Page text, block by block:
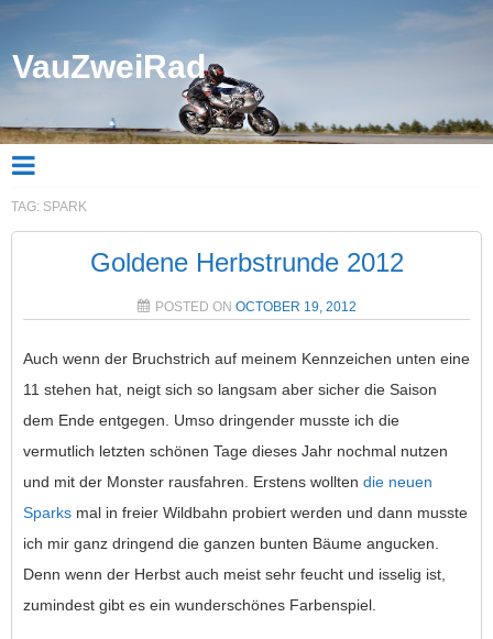
VauZweiRad
TAG: SPARK
Goldene Herbstrunde 2012
POSTED ON OCTOBER 19, 2012
Auch wenn der Bruchstrich auf meinem Kennzeichen unten eine
11 stehen hat, neigt sich so langsam aber sicher die Saison
dem Ende entgegen. Umso dringender musste ich die
vermutlich letzten schönen Tage dieses Jahr nochmal nutzen
und mit der Monster rausfahren. Erstens wollten die neuen
Sparks mal in freier Wildbahn probiert werden und dann musste
ich mir ganz dringend die ganzen bunten Bäume angucken.
Denn wenn der Herbst auch meist sehr feucht und isselig ist,
zumindest gibt es ein wunderschönes Farbenspiel.